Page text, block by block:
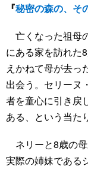
『秘密の森の、そ
亡くなった祖母
にある家を訪れた
えかねて母が去っ
出会う。セリーヌ
者を童心に引き戻
ある、という当た
ネリーと8歳の母
実際の姉妹である